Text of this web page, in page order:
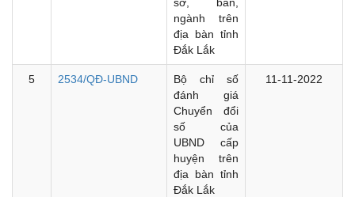
ngành trên
địa bàn tỉnh
Đắk Lắk
5 2534/QĐ-UBND
Bộ chỉ số
đánh giá
Chuyển đổi
số của
UBND cấp
huyện trên
địa bàn tỉnh
Đắk Lắk
11-11-2022